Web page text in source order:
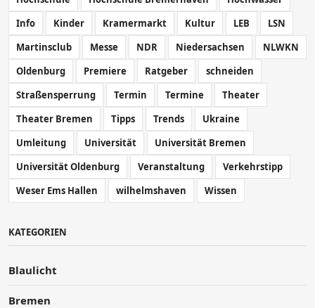
Info
Kinder Kramermarkt Kultur LEB
LSN
Martinsclub
Messe NDR Niedersachsen
NLWKN
Oldenburg
Premiere Ratgeber
schneiden
Straßensperrung
Termin Termine
Theater
Theater Bremen
Tipps Trends
Ukraine
Umleitung
Universität
Universität Bremen
Universität Oldenburg
Veranstaltung
Verkehrstipp
Weser Ems Hallen
wilhelmshaven Wissen
KATEGORIEN
Blaulicht
Bremen